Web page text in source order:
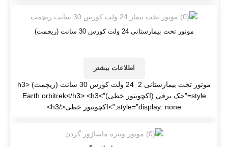
موتور تخت بیمارستانی 24 ولت کورس 30 سانت (ریچمت)
اطلاعات بیشتر
موتور تخت بیمارستانی 2 24 ولت کورس 30 سانت (ریچمت) <h3
style=”جک برقی (اکچویتور خطی)”>Earth orbitrek</h3> <h3
style=”display: none;”>اکچویتور خطی</h3>